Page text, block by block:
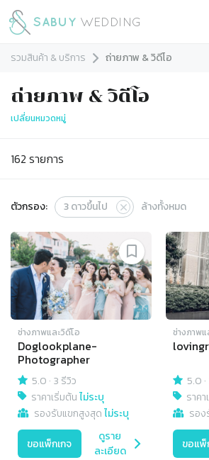
รวมสินค้า & บริการ ถ่ายภาพ & วิดีโอ
ถ่ายภาพ & วิดีโอ
เปลี่ยนหมวดหมู่
162 รายการ
ตัวกรอง: 3ดาวขึ้นไป ล้างทั้งหมด
ช่างภาพและวิดีโอ
Doglookplane-
Photographer
5.0 · 3 รีวิว
ราคาเริ่มต้นไม่ระบุ
รองรับแขกสูงสุดไม่ระบุ
ขอแพ็กเกจ
ดูราย
ละเอียด
ช่างภาพแ
5.0 ·
ราค
รอ
ขอแพ็